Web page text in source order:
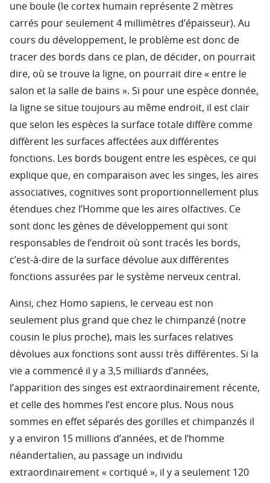
une boule (le cortex humain représente 2 mètres
carrés pour seulement 4 millimètres d’épaisseur). Au
cours du développement, le problème est donc de
tracer des bords dans ce plan, de décider, on pourrait
dire, où se trouve la ligne, on pourrait dire « entre le
salon et la salle de bains ». Si pour une espèce donnée,
la ligne se situe toujours au même endroit, il est clair
que selon les espèces la surface totale diffère comme
diffèrent les surfaces affectées aux différentes
fonctions. Les bords bougent entre les espèces, ce qui
explique que, en comparaison avec les singes, les aires
associatives, cognitives sont proportionnellement plus
étendues chez l’Homme que les aires olfactives. Ce
sont donc les gènes de développement qui sont
responsables de l’endroit où sont tracés les bords,
c’est-à-dire de la surface dévolue aux différentes
fonctions assurées par le système nerveux central.
Ainsi, chez Homo sapiens, le cerveau est non
seulement plus grand que chez le chimpanzé (notre
cousin le plus proche), mais les surfaces relatives
dévolues aux fonctions sont aussi très différentes. Si la
vie a commencé il y a 3,5 milliards d’années,
l’apparition des singes est extraordinairement récente,
et celle des hommes l’est encore plus. Nous nous
sommes en effet séparés des gorilles et chimpanzés il
y a environ 15 millions d’années, et de l’homme
néandertalien, au passage un individu
extraordinairement « cortiqué », il y a seulement 120